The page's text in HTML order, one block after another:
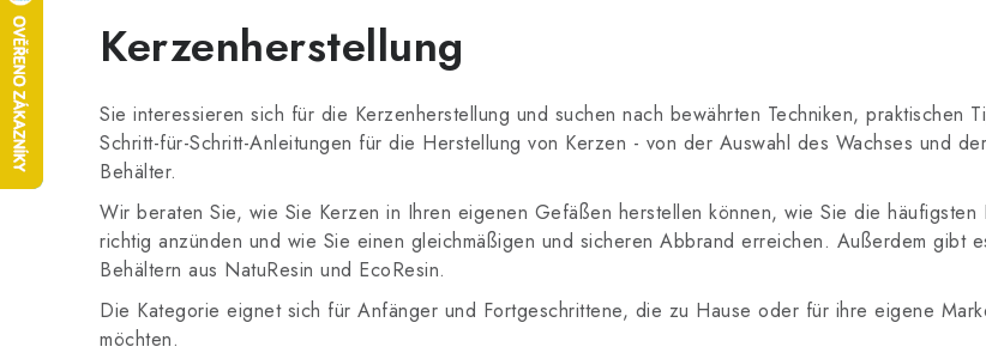
Kerzenherstellung
Sie interessieren sich für die Kerzenherstellung und suchen nach bewährten Techniken, praktischen
Schritt-für-Schritt-Anleitungen für die Herstellung von Kerzen - von der Auswahl des Wachses und
Behälter.
Wir beraten Sie, wie Sie Kerzen in Ihren eigenen Gefäßen herstellen können, wie Sie die
richtig anzünden und wie Sie einen gleichmäßigen und sicheren Abbrand erreichen. Außerdem gibt
Behältern aus NatuResin und EcoResin.
Die Kategorie eignet sich für Anfänger und Fortgeschrittene, die zu Hause oder für ihre eigene
möchten.